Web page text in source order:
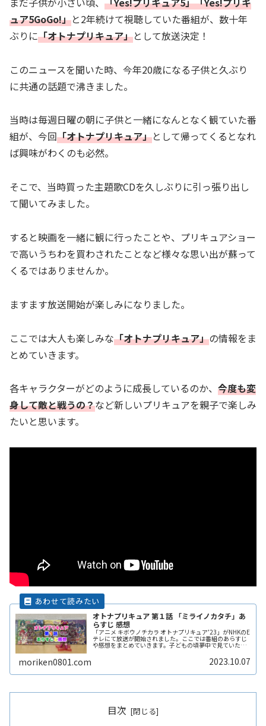
ュア5GoGo!」と2年続けて視聴していた番組が、数十年
ぶりに「オトナプリキュア」として放送決定！
このニュースを聞いた時、今年20歳になる子供と久ぶり
に共通の話題で沸きました。
当時は毎週日曜の朝に子供と一緒になんとなく観ていた番
組が、今回「オトナプリキュア」として帰ってくるとなれ
ば興味がわくのも必然。
そこで、当時買った主題歌CDを久しぶりに引っ張り出し
て聞いてみました。
すると映画を一緒に観に行ったことや、プリキュアショー
で高いうちわを買わされたことなど様々な思い出が蘇って
くるではありませんか。
ますます放送開始が楽しみになりました。
ここでは大人も楽しみな「オトナプリキュア」の情報をま
とめていきます。
各キャラクターがどのように成長しているのか、 今度も変
身して敵と戦うの？など新しいプリキュアを親子で楽しみ
たいと思います。
オトナプリキュア 第１話 「ミライノカタチ」あ
らすじ 感想
「アニメ キボウノチカラ オトナプリキュア’23」がNHKのE
テレにて放送が開始されました。ここでは番組のあらすじ
や感想をまとめていきます。子どもの頃夢中で見ていた人
や、一緒に見ていた大人が十数年ぶりに見たプリキュアの
moriken0801.com 2023.10.07
目次